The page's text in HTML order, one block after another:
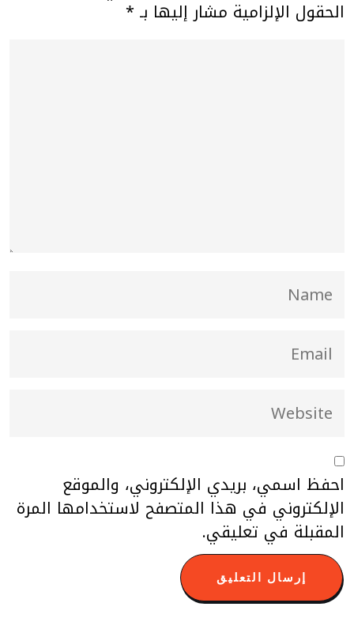
الحقول الإلزامية مشار إليها بـ *
احفظ اسمي، بريدي الإلكتروني، والموقع
الإلكتروني في هذا المتصفح لاستخدامها المرة
المقبلة في تعليقي.